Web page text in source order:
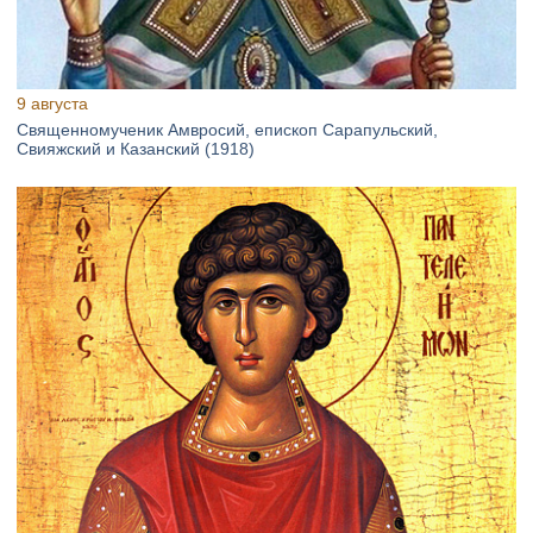
9 августа
Священномученик Амвросий, епископ Сарапульский,
Свияжский и Казанский (1918)